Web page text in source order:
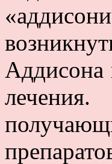
Аддисона